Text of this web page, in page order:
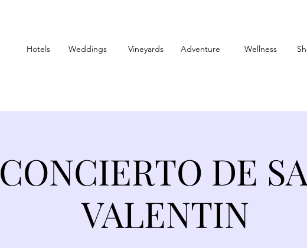
Hotels Weddings Vineyards Adventure Wellness
CONCIERTO DE
VALENTIN